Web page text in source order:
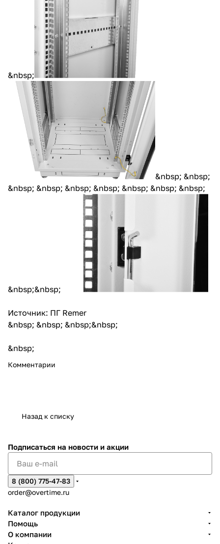
&nbsp;
&nbsp; &nbsp;
&nbsp; &nbsp; &nbsp; &nbsp; &nbsp; &nbsp; &nbsp;
&nbsp;&nbsp;
Источник: ПГ Remer
&nbsp; &nbsp; &nbsp;&nbsp;
&nbsp;
Комментарии
Назад к списку
Подписаться на новости и акции
8 (800) 775-47-83
order@overtime.ru
Каталог продукции
Помощь
О компании